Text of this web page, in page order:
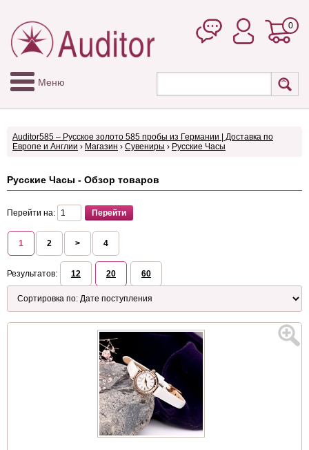
0
Меню
Auditor585 – Русское золото 585 пробы из Германии | Доставка по
Европе и Англии › Магазин › Сувениры › Русские Часы
Русские Часы - Обзор товаров
Перейти на:
1 2 > 4
Результатов: 12 20 60